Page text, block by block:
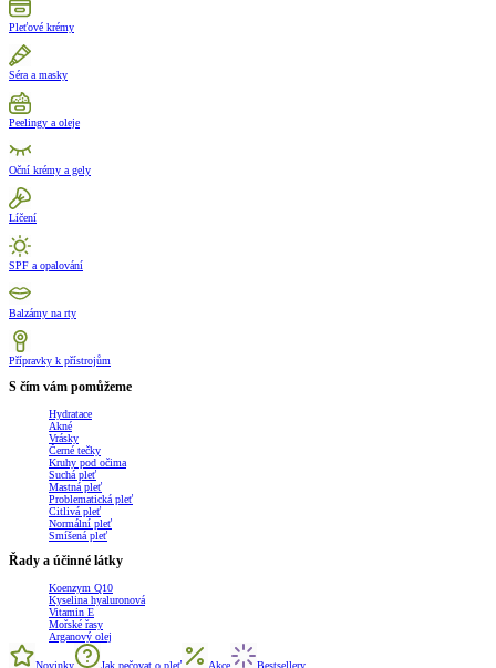
Pleťové krémy
Séra a masky
Peelingy a oleje
Oční krémy a gely
Líčení
SPF a opalování
Balzámy na rty
Přípravky k přístrojům
S čím vám pomůžeme
Hydratace
Akné
Vrásky
Černé tečky
Kruhy pod očima
Suchá pleť
Mastná pleť
Problematická pleť
Citlivá pleť
Normální pleť
Smíšená pleť
Řady a účinné látky
Koenzym Q10
Kyselina hyaluronová
Vitamin E
Mořské řasy
Arganový olej
Novinky Jak pečovat o pleť Akce Bestsellery